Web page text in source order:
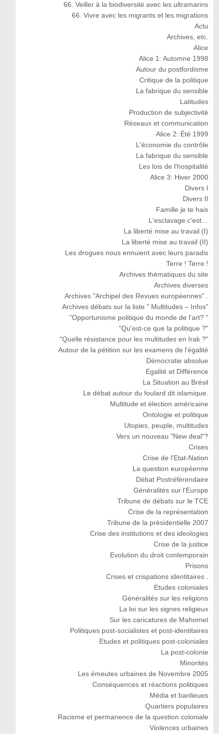
66. Veiller à la biodiversité avec les ultramarins
66. Vivre avec les migrants et les migrations
Actu
Archives, etc.
Alice
Alice 1: Automne 1998
Autour du postfordisme
Critique de la politique
La fabrique du sensible
Latitudes
Production de subjectivité
Réseaux et communication
Alice 2: Été 1999
L'économie du contrôle
La fabrique du sensible
Les lois de l'hospitalité
Alice 3: Hiver 2000
Divers I
Divers II
Famille je te hais
L'esclavage c'est…
La liberté mise au travail (I)
La liberté mise au travail (II)
Les drogues nous ennuient avec leurs paradis
Terre ! Terre !
Archives thématiques du site
Archives diverses
Archives "Archipel des Revues européennes" .
Archives débats sur la liste " Multitudes – Infos"
"Opportunisme politique du monde de l'art? "
"Qu'est-ce que la politique ?"
"Quelle résistance pour les multitudes en Irak ?"
Autour de la pétition sur les examens de l'égalité
Démocratie absolue
Egalité et Différence
La Situation au Brésil
Le débat autour du foulard dit islamique.
Multitude et élection américaine
Ontologie et politique
Utopies, peuple, multitudes
Vers un nouveau "New deal"?
Crises
Crise de l'Etat-Nation
La question européenne
Débat Postréférendaire
Généralités sur l'Europe
Tribune de débats sur le TCE
Crise de la représentation
Tribune de la présidentielle 2007
Crise des institutions et des ideologies
Crise de la justice
Evolution du droit contemporain
Prisons
Crises et crispations identitaires .
Etudes coloniales
Généralités sur les religions
La loi sur les signes religieux
Sur les caricatures de Mahomet
Politiques post-socialistes et post-identitaires
Etudes et politiques post-coloniales
La post-colonie
Minorités
Les émeutes urbaines de Novembre 2005
Conséquences et réactions politiques
Média et banlieues
Quartiers populaires
Racisme et permanence de la question coloniale
Violences urbaines